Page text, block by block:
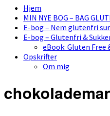
Hjem
MIN NYE BOG – BAG
E-bog – Nem glutenfri
E-bog – Glutenfri &
eBook: Gluten Free
Opskrifter
Om mig